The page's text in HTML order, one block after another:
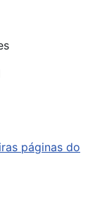
páginas do